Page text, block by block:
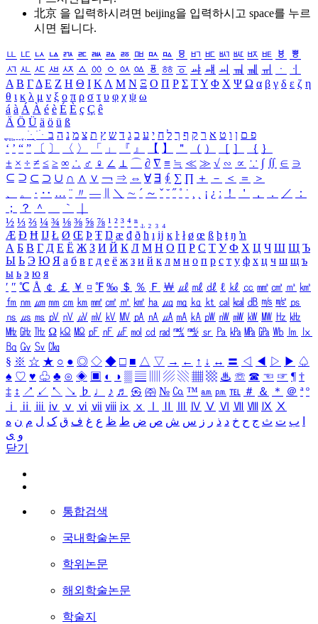
北京 을 입력하시려면 beijing을 입력하시고 space를 누르
시면 됩니다.
ㅥ ㅦ ㅧ ㅨ ㅩ ㅪ ㅫ ㅬ ㅭ ㅮ ㅯ ㅰ ㅱ ㅲ ㅳ ㅴ ㅵ ㅶ ㅷ ㅸ
ㅹ
ㅺ ㅻ ㅼ ㅽ ㅾ ㅿ ㆀ ㆁ ㆂ ㆃ ㆄ ㆅ ㆆ ㆇ ㆈ ㆉ ㆊ ㆋ ㆌ ㆍ
ㆎ
Α Β ΓΔ Ε Ζ Η Θ Ι ΚΛ Μ Ν Ξ Ο Π Ρ Σ ΤΥ Φ Χ Ψ Ω α β γ δ ε ζ η
θ ι κ λ μ ν ξ ο π ρ σ τ υ φ χ ψ ω
á à Á À é è É È ç Ç ê
Ä Ö Ü ä ö ü ß
ִֶֹ ֻּ ׁׂ פ ם ן ו ט א ר ק ף ך ל ח י ע כ ג ד ש ץ ת צ מ נ ה ב
‘ ’ “ ” 〔 〕 〈 〉 「 」 『 』 【 】 ＂ （ ） ［ ］ ｛ ｝
± × ÷ ≠ ≤ ≥ ∞ ∴ ♂ ♀ ∠ ⊥ ⌒ ∂ ∇ ≡ ≒ ≪ ≫ √ ∽ ∝ ∵ ∫ ∬ ∈ ∋
⊆ ⊇ ⊂ ⊃ ∪ ∩ ∧ ∨ ￢ ⇒ ⇔ ∀ ∃ ∮ ∑ ∏ ＋ － ＜ ＝
＞
、
。 · ‥ … ¨ 〃 ― ＼ ∼ ´ ～ ˇ ˘ ˝ ˚ ˙ ¸ ¡ ¿ ː ！ ＇ ， ． ／
：
；
？ ＾ ｀
½ ⅓ ⅔ ¼ ¾ ⅛ ⅜ ⅝ ⅞ ¹ ² ³ ⁴ ⁿ ₁ ₂ ₃ ₄
Æ Ð Ħ Ĳ Ł Ø Œ Þ Ŧ Ŋ æ đ ð ħ ı ĳ ĸ ŀ ł ø œ ß þ ŧ ŋ ŉ
А Б В Г Д Е Ё Ж З И Й К Л М Н О П Р С Т У Ф Х Ц Ч Ш Щ Ъ
Ы Ь Э Ю Я а б в г д е ё ж з и й к л м н о п р с т у ф х ц ч ш щ ъ
ы ь э ю я
′ ″ ℃ Å ￠ ￡ ￥ ¤ ℉ ‰ ＄ ％ Ｆ ￦ ㎕ ㎖ ㎗ ℓ ㎘ ㏄ ㎣ ㎤ ㎥ ㎦
㎙ ㎚ ㎛ ㎜ ㎝ ㎞ ㎟ ㎠ ㎡ ㎢ ㏊ ㎍ ㎎ ㎏ ㏏ ㎈ ㎉ ㏈ ㎧ ㎨ ㎰
㎱ ㎲ ㎳ ㎴ ㎵ ㎶ ㎷ ㎸ ㎹ ㎀ ㎁ ㎂ ㎃ ㎄ ㎺ ㎻ ㎽ ㎾ ㎿ ㎐ ㎑
㎒ ㎓ ㎔ Ω ㏀ ㏁ ㎊ ㎋ ㎌ ㏖ ㏅ ㎭ ㎮ ㎯ ㏛ ㎩ ㎪ ㎫ ㎬ ㏝ ㏐
㏓
㏃ ㏉ ㏜ ㏆
§ ※ ☆ ★ ○ ● ◎ ◇ ◆ □ ■ △ ▽ → ← ↑ ↓ ↔ 〓 ◁ ◀ ▷ ▶ ♤
♠ ♡ ♥ ♧ ♣ ⊙ ◈ ▣ ◐ ◑ ▒ ▤ ▨ ▧ ▦ ▩ ♨ ☏ ☎ ☜ ☞ ¶ †
‡ ↕ ↗ ↙ ↖ ↘ ♭ ♩ ♪ ♬ ㉿ ㈜ № ㏇ ™ ㏂ ㏘ ℡ ＃ ＆ ＊ ＠ ª º
ⅰ
ⅱ ⅲ ⅳ ⅴ ⅵ ⅶ ⅷ ⅸ ⅹ Ⅳ Ⅴ Ⅵ Ⅶ Ⅷ Ⅸ Ⅹ
ب ت ث ج ح خ د ذ ر ز س ش ص ض ط ظ ع غ ف ق ک ل م ن ه
و ی
닫기
통합검색
국내학술논문
학위논문
해외학술논문
학술지